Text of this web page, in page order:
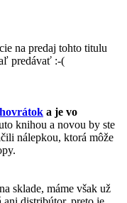
na predaj tohto titulu
predávať :-(
a je vo
knihou a novou by ste
nálepkou, ktorá môže
sklade, máme však už